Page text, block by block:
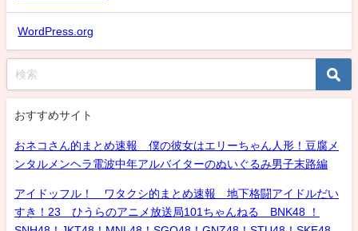
WordPress.org
おすすめサイト
おネコさん的まとめ速報 僕の彼女はエリーちゃん人形！豆腐メ
ンタルメンヘラ電波中年アルバイターのぬいぐるみ男子末路編
アイドッフル！ ワタクシ的まとめ速報 地下格闘アイドルだい
すき！23 ひうらのアニメ放送局101ちゃんねる BNK48 ！